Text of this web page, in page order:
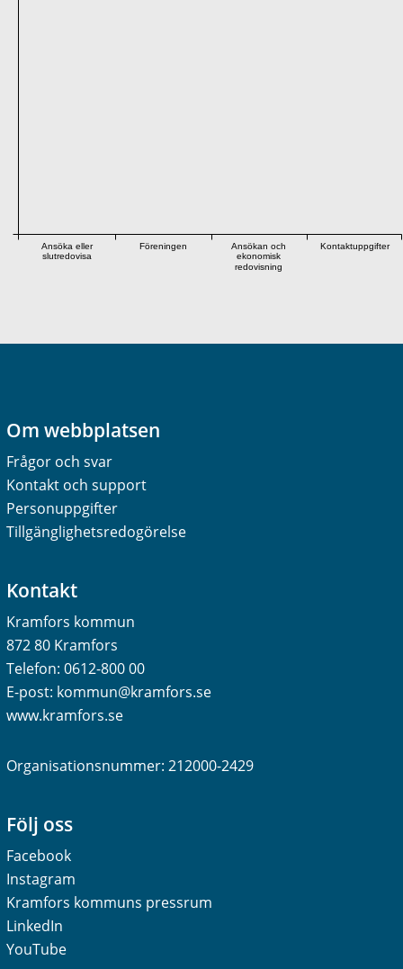
Ansöka eller
slutredovisa
Föreningen
Ansökan och
ekonomisk
redovisning
Kontaktuppgifter
Om webbplatsen
Frågor och svar
Kontakt och support
Personuppgifter
Tillgänglighetsredogörelse
Kontakt
Kramfors kommun
872 80 Kramfors
Telefon: 0612-800 00
E-post: kommun@kramfors.se
www.kramfors.se
Organisationsnummer: 212000-2429
Följ oss
Facebook
Instagram
Kramfors kommuns pressrum
LinkedIn
YouTube